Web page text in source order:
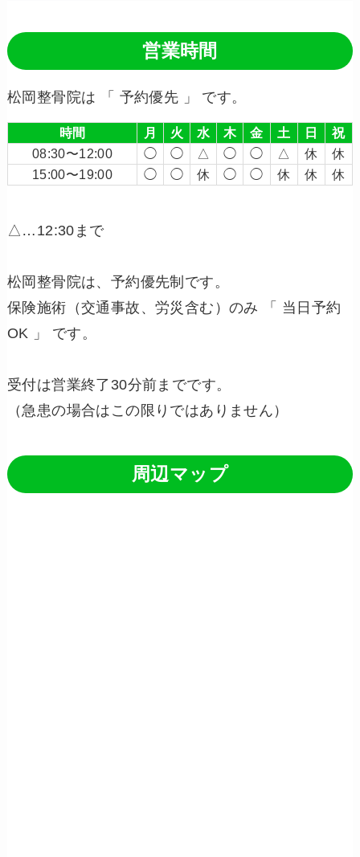
営業時間
松岡整骨院は 「 予約優先 」 です。
時間 月 火 水 木 金 土 日
祝
08:30〜12:00
◯ ◯ △ ◯ ◯ △ 休
休
15:00〜19:00
◯ ◯ 休 ◯ ◯ 休 休 休
△…12:30まで
松岡整骨院は、予約優先制です。
保険施術（交通事故、労災含む）のみ 「 当日予約
OK 」 です。
受付は営業終了30分前までです。
（急患の場合はこの限りではありません）
周辺マップ